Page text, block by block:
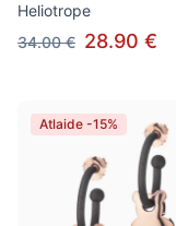
Heliotrope
34.00 € 28.90 €
Atlaide -15%